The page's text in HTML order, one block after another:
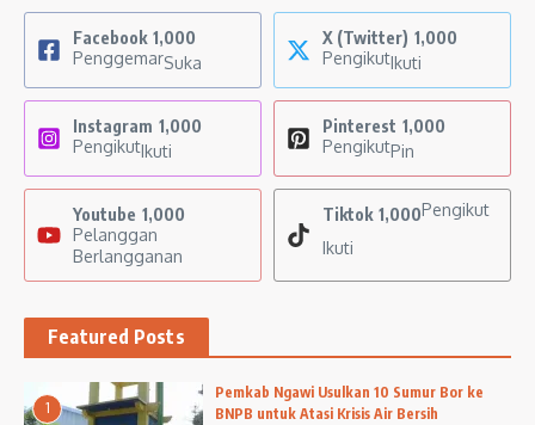
Facebook 1,000
PenggemarSuka
X (Twitter) 1,000
PengikutIkuti
Instagram 1,000
PengikutIkuti
Pinterest 1,000
PengikutPin
Youtube 1,000
Pelanggan
Berlangganan
Tiktok 1,000Pengikut
Ikuti
Featured Posts
1
Pemkab Ngawi Usulkan 10 Sumur Bor ke
BNPB untuk Atasi Krisis Air Bersih